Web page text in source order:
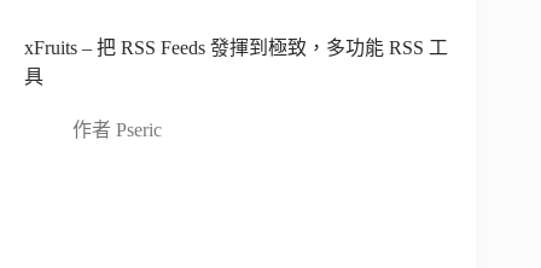
xFruits – 把 RSS Feeds 發揮到極致，多功能 RSS 工
具
作者 Pseric